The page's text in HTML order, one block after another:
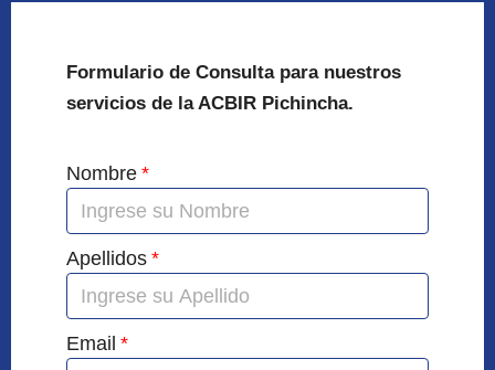
Formulario de Consulta para nuestros
servicios de la ACBIR Pichincha.
Nombre
Apellidos
Email